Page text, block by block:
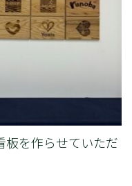
板を作らせていただ